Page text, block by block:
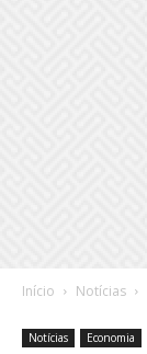
Início Notícias
Notícias Economia